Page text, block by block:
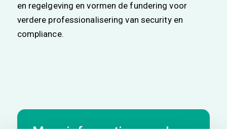
en regelgeving en vormen de fundering voor
verdere professionalisering van security en
compliance.